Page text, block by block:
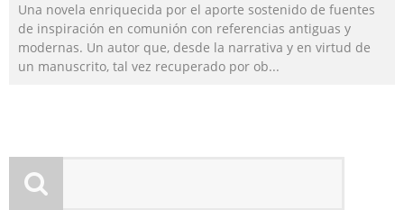
Una novela enriquecida por el aporte sostenido de fuentes
de inspiración en comunión con referencias antiguas y
modernas. Un autor que, desde la narrativa y en virtud de
un manuscrito, tal vez recuperado por ob...